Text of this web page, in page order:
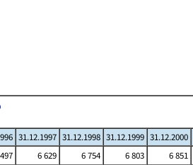
31.12.1997 31.12.1998 31.12.1999 31.12.2000
6 629 6 754 6 803 6 851